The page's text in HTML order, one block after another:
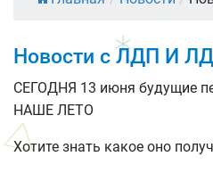
Новости с ЛДП И
СЕГОДНЯ 13 июня будущие
НАШЕ ЛЕТО
Хотите знать какое оно